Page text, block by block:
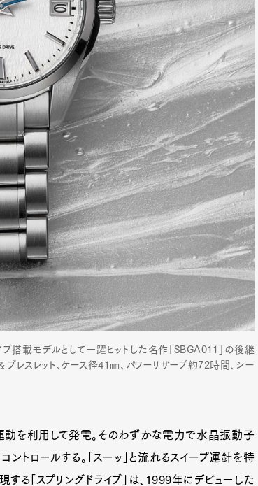
Art&Design Watch
Cars Product
Lifestyle
Magazine Official Columnist
Pen international Pen tw
搭載モデルとして一躍ヒットした名作「SBGA011」の後継
ブレスレット、ケース径41㎜、パワーリザーブ約72時間、シー
を利用して発電。そのわずかな電力で水晶振動子
トロールする。「スーッ」と流れるスイープ運針を特
る「スプリングドライブ」は、1999年にデビューした